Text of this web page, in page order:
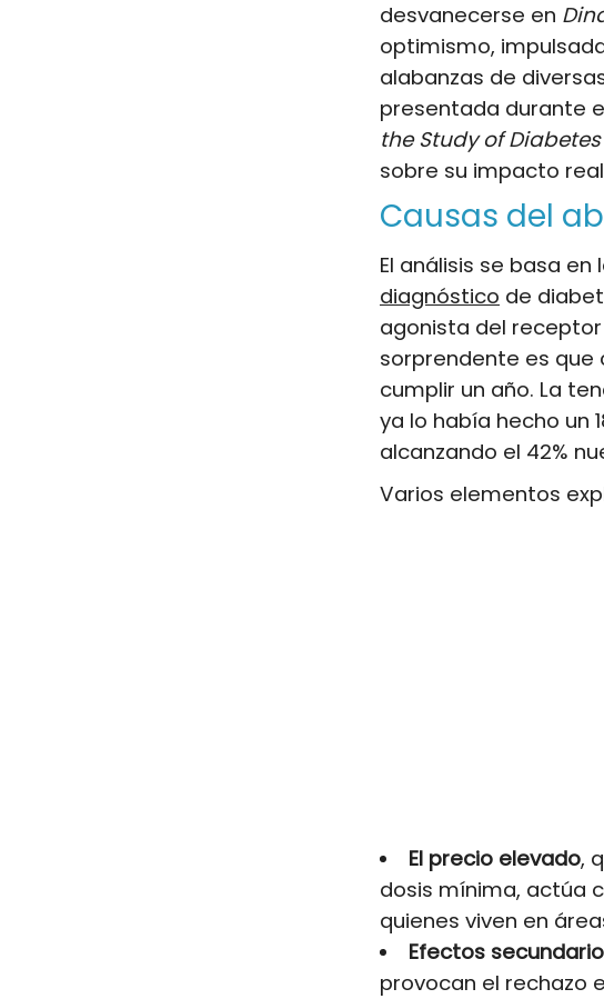
desvanecerse en
optimismo,
alabanzas de
presentada durante
the Study of Diabetes
sobre su impacto
Causas del
El análisis se basa
diagnóstico de
agonista del receptor
sorprendente es
cumplir un año. La
ya lo había hecho un
alcanzando el 42%
Varios elementos
El precio elevado,
dosis mínima, actúa
quienes viven en
Efectos
provocan el rechazo